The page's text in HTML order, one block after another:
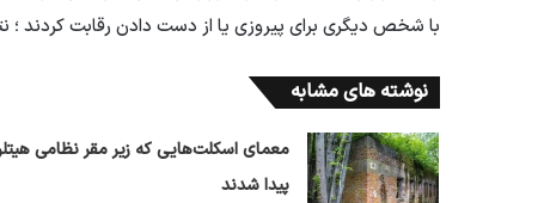
با شخص دیگری برای پیروزی یا از دست دادن رقابت کردند
نوشته های مشابه
معمای اسکلت‌هایی که زیر مقر نظامی
پیدا شدند